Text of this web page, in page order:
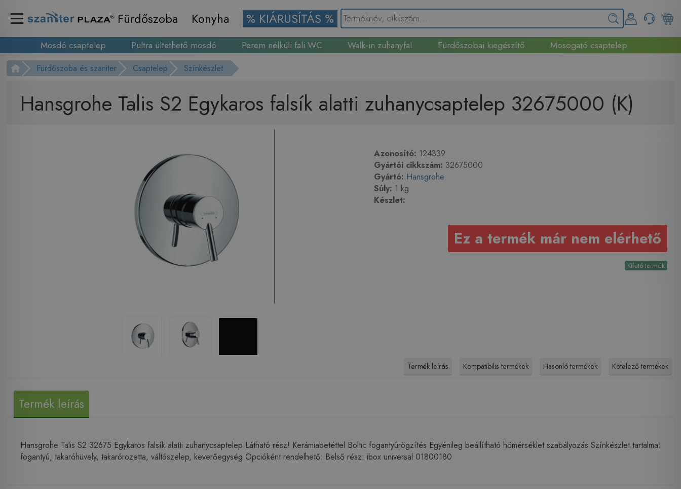
Fürdőszoba Konyha % KIÁRUSÍTÁS %
Mosdó csaptelep Pultra ültethető mosdó Perem nélküli fali WC Walk-in zuhanyfal Fürdőszobai kiegészítő
Mosogató csaptelep
Fürdőszoba és szaniter Csaptelep Színkészlet
Hansgrohe Talis S2 Egykaros falsík alatti zuhanycsaptelep 32675000 (K)
Azonosító: 124339
Gyártói cikkszám: 32675000
Gyártó: Hansgrohe
Súly: 1 kg
Készlet:
Ez a termék már nem elérhető
Kifutó termék
Termék leírás Kompatibilis termékek Hasonló termékek Kötelező termékek
Termék leírás
Hansgrohe Talis S2 32675 Egykaros falsík alatti zuhanycsaptelep Látható rész! Kerámiabetéttel Boltic fogantyúrögzítés Egyénileg beállítható hőmérséklet szabályozás Színkészlet tartalma:
fogantyú, takaróhüvely, takarórozetta, váltószelep, keverőegység Opcióként rendelhető: Belső rész: ibox universal 01800180